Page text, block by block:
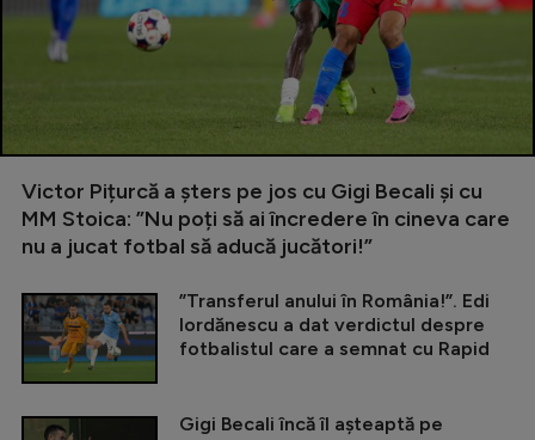
Victor Pițurcă a șters pe jos cu Gigi Becali și cu
MM Stoica: ”Nu poți să ai încredere în cineva care
nu a jucat fotbal să aducă jucători!”
”Transferul anului în România!”. Edi
Iordănescu a dat verdictul despre
fotbalistul care a semnat cu Rapid
Gigi Becali încă îl așteaptă pe